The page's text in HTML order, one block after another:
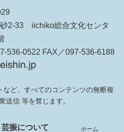
2-33 iichiko総合文化センタ
536-0522 FAX／097-536-6188
ど、すべてのコンテンツの無断複
送信 等を禁じます。
芸振について ホーム